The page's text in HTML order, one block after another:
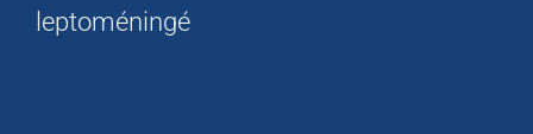
leptoméningé